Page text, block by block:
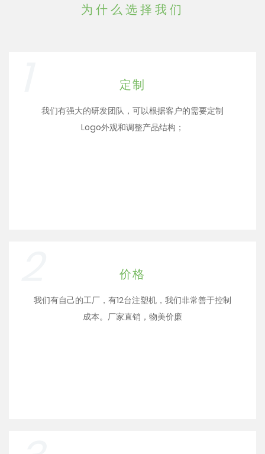
为什么选择我们
定制
我们有强大的研发团队，可以根据客户的需要定制
Logo外观和调整产品结构；
价格
我们有自己的工厂，有12台注塑机，我们非常善于控制
成本。厂家直销，物美价廉